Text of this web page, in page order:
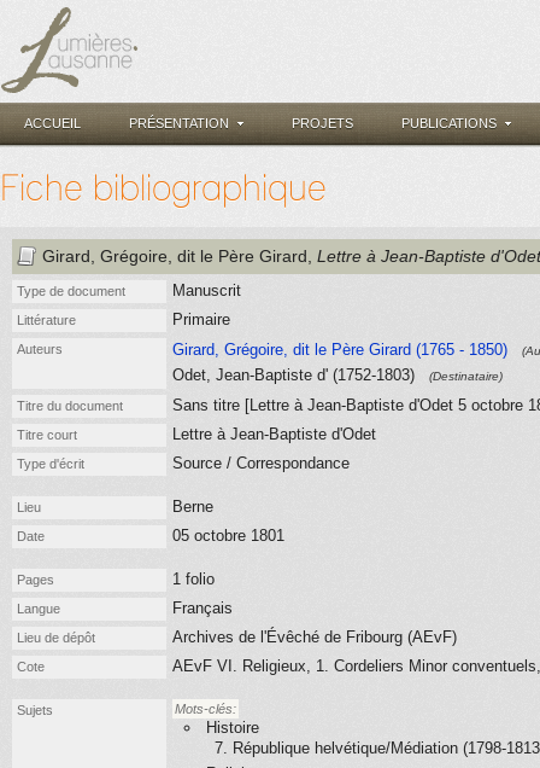
ACCUEIL PRÉSENTATION PROJETS PUBLICATIONS
Fiche bibliographique
Girard, Grégoire, dit le Père Girard Lettre à Jean-Baptiste d'Odet
Type de document Manuscrit
Littérature Primaire
Auteurs Girard, Grégoire, dit le Père Girard (1765 - 1850)
Odet, Jean-Baptiste d' (1752-1803) (Destinataire)
Titre du document Sans titre [Lettre à Jean-Baptiste d'Odet 5 octobre
Titre court Lettre à Jean-Baptiste d'Odet
Type d'écrit Source / Correspondance
Lieu Berne
Date 05 octobre 1801
Pages 1 folio
Langue Français
Lieu de dépôt Archives de l'Évêché de Fribourg (AEvF)
Cote AEvF VI. Religieux, 1. Cordeliers Minor
Sujets Mots-clés:
Histoire
7. République helvétique/Médiation (1798-